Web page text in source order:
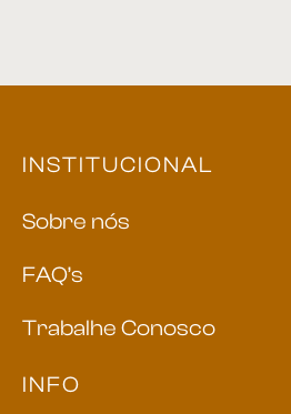
INSTITUCIONAL
Sobre nós
FAQ’s
Trabalhe Conosco
INFO